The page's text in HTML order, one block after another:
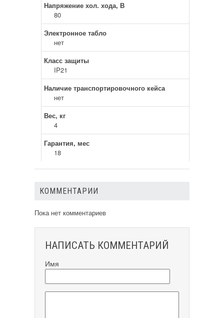
Напряжение хол. хода, В
80
Электронное табло
нет
Класс защиты
IP21
Наличие транспортировочного кейса
нет
Вес, кг
4
Гарантия, мес
18
КОММЕНТАРИИ
Пока нет комментариев
НАПИСАТЬ КОММЕНТАРИЙ
Имя